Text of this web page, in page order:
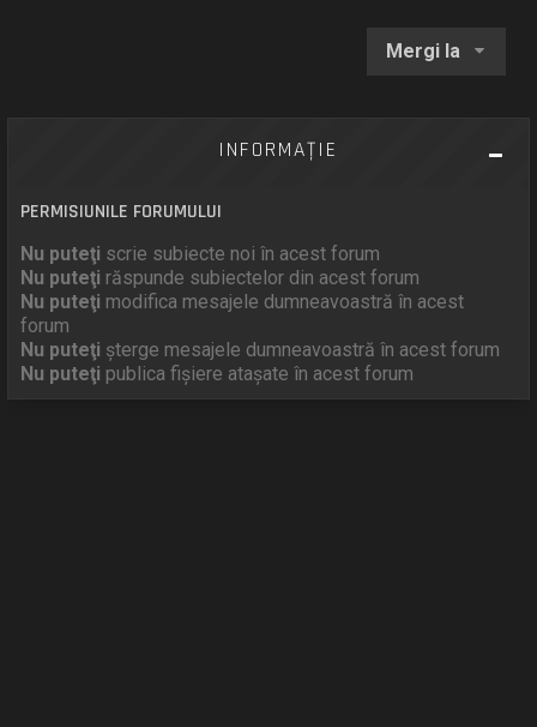
Mergi la
INFORMAŢIE
PERMISIUNILE FORUMULUI
Nu puteţi scrie subiecte noi în acest forum
Nu puteţi răspunde subiectelor din acest forum
Nu puteţi modifica mesajele dumneavoastră în acest
forum
Nu puteţi şterge mesajele dumneavoastră în acest forum
Nu puteţi publica fişiere ataşate în acest forum